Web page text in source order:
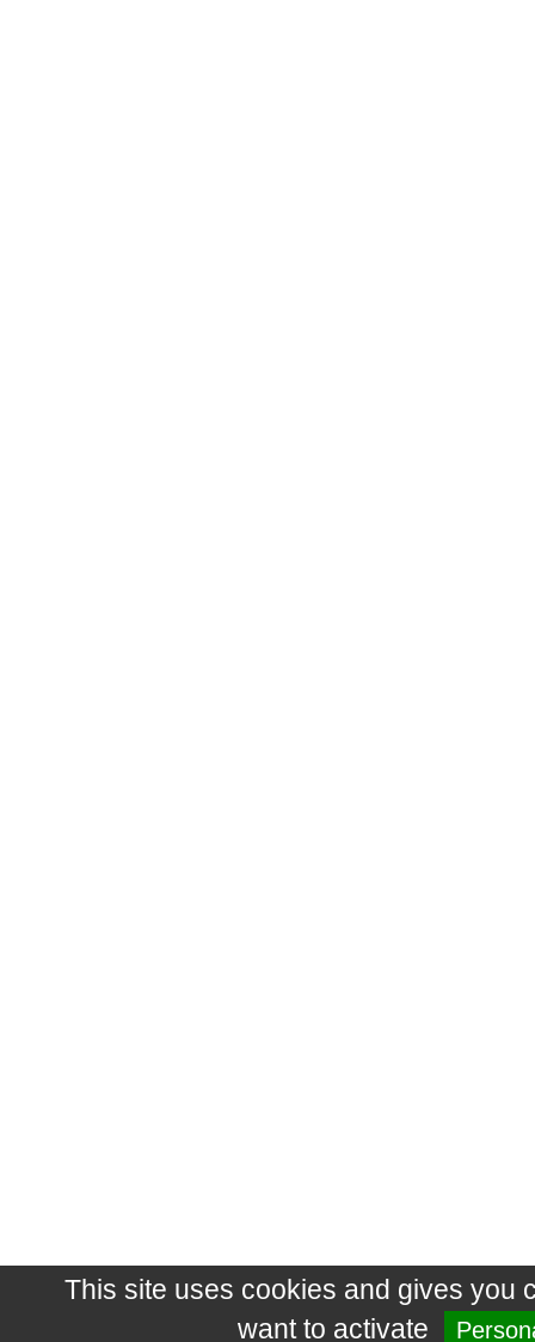
This site uses cookies and gives you
want to activate